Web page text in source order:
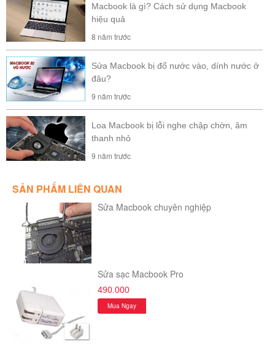
Macbook là gì? Cách sử dụng Macbook
hiệu quả
8 năm trước
Sửa Macbook bị đổ nước vào, dính nước ở
đâu?
9 năm trước
Loa Macbook bị lỗi nghe chập chờn, âm
thanh nhỏ
9 năm trước
SẢN PHẨM LIÊN QUAN
Sửa Macbook chuyên nghiệp
Sửa sạc Macbook Pro
490.000
Mua Ngay